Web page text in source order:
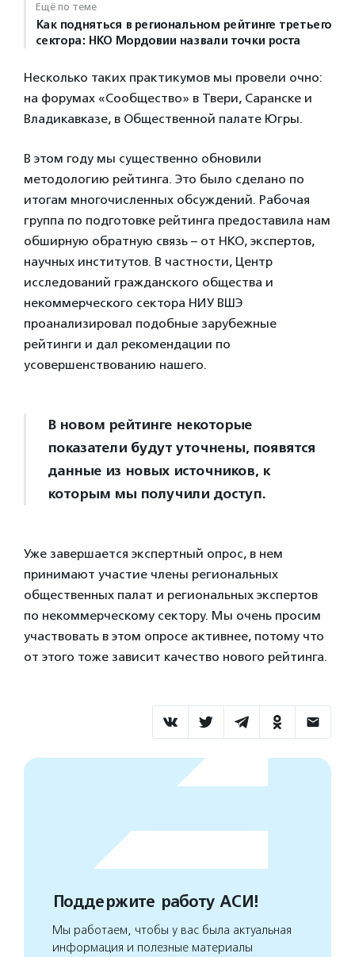
Ещё по теме
Как подняться в региональном рейтинге третьего
сектора: НКО Мордовии назвали точки роста
Несколько таких практикумов мы провели очно:
на форумах «Сообщество» в Твери, Саранске и
Владикавказе, в Общественной палате Югры.
В этом году мы существенно обновили
методологию рейтинга. Это было сделано по
итогам многочисленных обсуждений. Рабочая
группа по подготовке рейтинга предоставила нам
обширную обратную связь – от НКО, экспертов,
научных институтов. В частности, Центр
исследований гражданского общества и
некоммерческого сектора НИУ ВШЭ
проанализировал подобные зарубежные
рейтинги и дал рекомендации по
усовершенствованию нашего.
В новом рейтинге некоторые
показатели будут уточнены, появятся
данные из новых источников, к
которым мы получили доступ.
Уже завершается экспертный опрос, в нем
принимают участие члены региональных
общественных палат и региональных экспертов
по некоммерческому сектору. Мы очень просим
участвовать в этом опросе активнее, потому что
от этого тоже зависит качество нового рейтинга.
Поддержите работу АСИ!
Мы работаем, чтобы у вас была актуальная
информация и полезные материалы